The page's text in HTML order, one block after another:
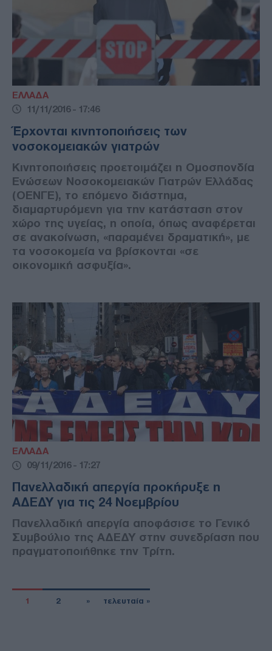
ΕΛΛΑΔΑ
11/11/2016 - 17:46
Έρχονται κινητοποιήσεις των
νοσοκομειακών γιατρών
Κινητοποιήσεις προετοιμάζει η Ομοσπονδία
Ενώσεων Νοσοκομειακών Γιατρών Ελλάδας
(ΟΕΝΓΕ), το επόμενο διάστημα,
διαμαρτυρόμενη για την κατάσταση στον
χώρο της υγείας, η οποία, όπως αναφέρεται
σε ανακοίνωση, «παραμένει δραματική», με
τα νοσοκομεία να βρίσκονται «σε
οικονομική ασφυξία».
ΕΛΛΑΔΑ
09/11/2016 - 17:27
Πανελλαδική απεργία προκήρυξε η
ΑΔΕΔΥ για τις 24 Νοεμβρίου
Πανελλαδική απεργία αποφάσισε το Γενικό
Συμβούλιο της ΑΔΕΔΥ στην συνεδρίαση που
πραγματοποιήθηκε την Τρίτη.
1 2 » τελευταία »